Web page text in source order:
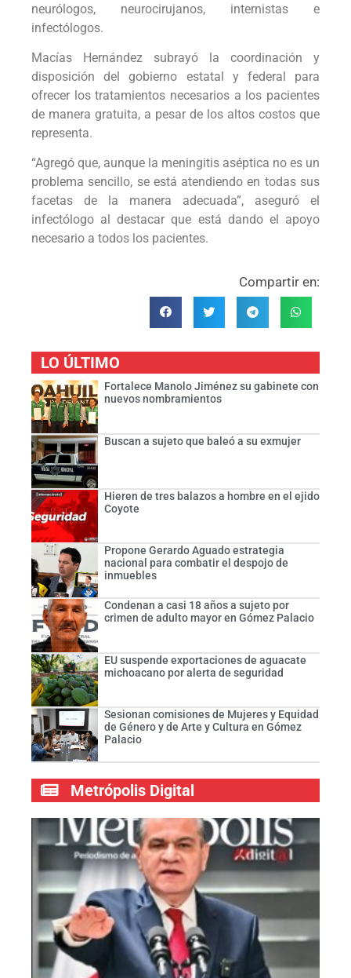
neurólogos, neurocirujanos, internistas e
infectólogos.
Macías Hernández subrayó la coordinación y
disposición del gobierno estatal y federal para
ofrecer los tratamientos necesarios a los pacientes
de manera gratuita, a pesar de los altos costos que
representa.
“Agregó que, aunque la meningitis aséptica no es un
problema sencillo, se está atendiendo en todas sus
facetas de la manera adecuada”, aseguró el
infectólogo al destacar que está dando el apoyo
necesario a todos los pacientes.
Compartir en:
LO ÚLTIMO
Fortalece Manolo Jiménez su gabinete con
nuevos nombramientos
Buscan a sujeto que baleó a su exmujer
Hieren de tres balazos a hombre en el ejido
Coyote
Propone Gerardo Aguado estrategia
nacional para combatir el despojo de
inmuebles
Condenan a casi 18 años a sujeto por
crimen de adulto mayor en Gómez Palacio
EU suspende exportaciones de aguacate
michoacano por alerta de seguridad
Sesionan comisiones de Mujeres y Equidad
de Género y de Arte y Cultura en Gómez
Palacio
Metrópolis Digital